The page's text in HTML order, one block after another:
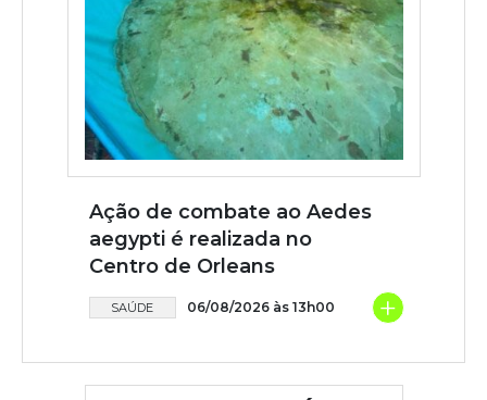
Ação de combate ao Aedes
aegypti é realizada no
Centro de Orleans
SAÚDE 06/08/2026 às 13h00 +